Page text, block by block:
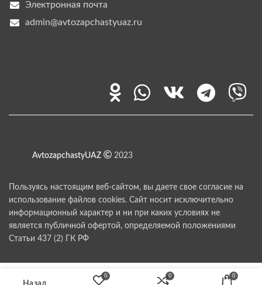
Электронная почта
admin@avtozapchastyuaz.ru
AvtozapchastyUAZ 2023
Пользуясь настоящим веб-сайтом, вы даете свое согласие на
использование файлов cookies. Сайт носит исключительно
информационный характер и ни при каких условиях не
является публичной офертой, определяемой положениями
Статьи 437 (2) ГК РФ
0 0 0